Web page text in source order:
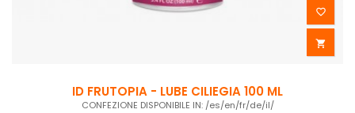


ID FRUTOPIA - LUBE CILIEGIA 100 ML
CONFEZIONE DISPONIBILE IN: /es/en/fr/de/il/